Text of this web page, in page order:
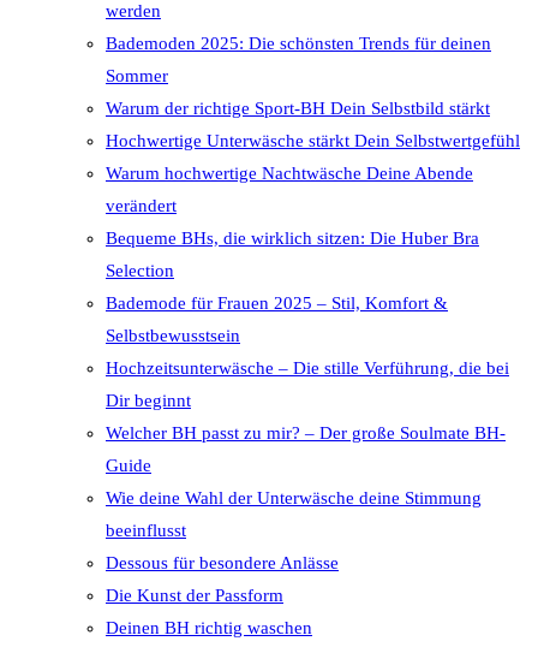
werden
Bademoden 2025: Die schönsten Trends für deinen
Sommer
Warum der richtige Sport-BH Dein Selbstbild stärkt
Hochwertige Unterwäsche stärkt Dein Selbstwertgefühl
Warum hochwertige Nachtwäsche Deine Abende
verändert
Bequeme BHs, die wirklich sitzen: Die Huber Bra
Selection
Bademode für Frauen 2025 – Stil, Komfort &
Selbstbewusstsein
Hochzeitsunterwäsche – Die stille Verführung, die bei
Dir beginnt
Welcher BH passt zu mir? – Der große Soulmate BH-
Guide
Wie deine Wahl der Unterwäsche deine Stimmung
beeinflusst
Dessous für besondere Anlässe
Die Kunst der Passform
Deinen BH richtig waschen